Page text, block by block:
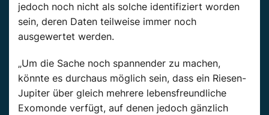
jedoch noch nicht als solche identifiziert worden
sein, deren Daten teilweise immer noch
ausgewertet werden.
„Um die Sache noch spannender zu machen,
könnte es durchaus möglich sein, dass ein Riesen-
Jupiter über gleich mehrere lebensfreundliche
Exomonde verfügt, auf denen jedoch gänzlich